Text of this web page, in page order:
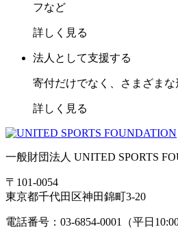
フなど
詳しく見る
法人として支援する
寄付だけでなく、さまざまな
詳しく見る
一般財団法人 UNITED SPORTS
〒101-0054
東京都千代田区神田錦町3-20
電話番号：03-6854-0001（平日10:00